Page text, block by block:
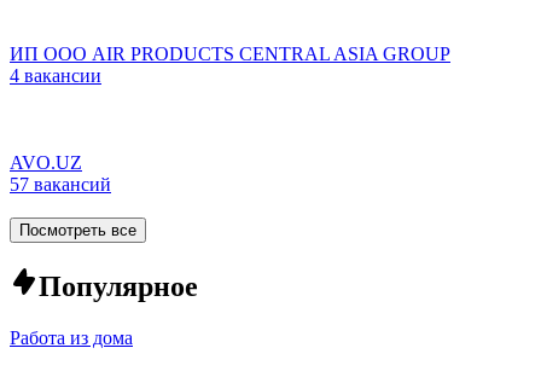
ИП ООО AIR PRODUCTS CENTRAL ASIA GROUP
4 вакансии
AVO.UZ
57 вакансий
Посмотреть все
Популярное
Работа из дома